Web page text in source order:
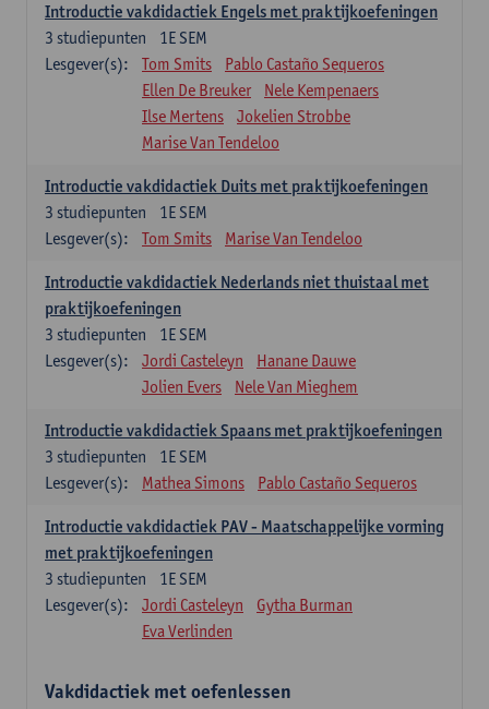
Introductie vakdidactiek Engels met praktijkoefeningen
1E SEM
3 studiepunten
Lesgever(s):
Tom Smits
Pablo Castaño Sequeros
Ellen De Breuker
Nele Kempenaers
Ilse Mertens
Jokelien Strobbe
Marise Van Tendeloo
Introductie vakdidactiek Duits met praktijkoefeningen
1E SEM
3 studiepunten
Lesgever(s):
Tom Smits Marise Van Tendeloo
Introductie vakdidactiek Nederlands niet thuistaal met
praktijkoefeningen
1E SEM
3 studiepunten
Lesgever(s):
Jordi Casteleyn
Hanane Dauwe
Jolien Evers
Nele Van Mieghem
Introductie vakdidactiek Spaans met praktijkoefeningen
1E SEM
3 studiepunten
Lesgever(s):
Mathea Simons Pablo Castaño Sequeros
Introductie vakdidactiek PAV - Maatschappelijke vorming
met praktijkoefeningen
1E SEM
3 studiepunten
Lesgever(s):
Jordi Casteleyn
Gytha Burman
Eva Verlinden
Vakdidactiek met oefenlessen